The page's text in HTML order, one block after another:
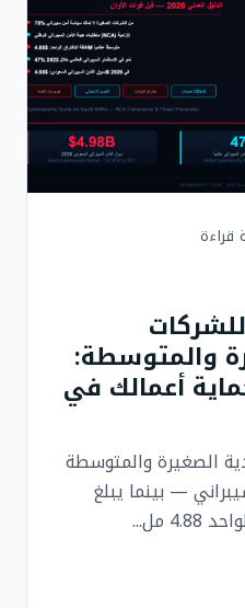
والمتوسطة:
أعمالك في
الصغيرة والمتوسطة
— بينما يبلغ
مل...